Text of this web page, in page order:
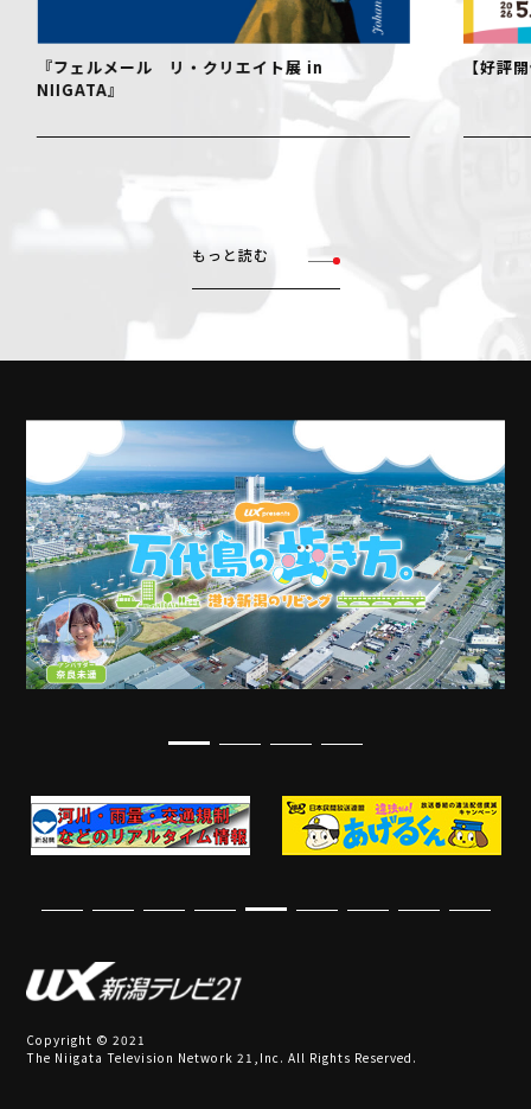
『フェルメール リ・クリエイト展 in
NIIGATA』
【好評
もっと読む
Copyright © 2021
The Niigata Television Network 21,Inc. All Rights Reserved.